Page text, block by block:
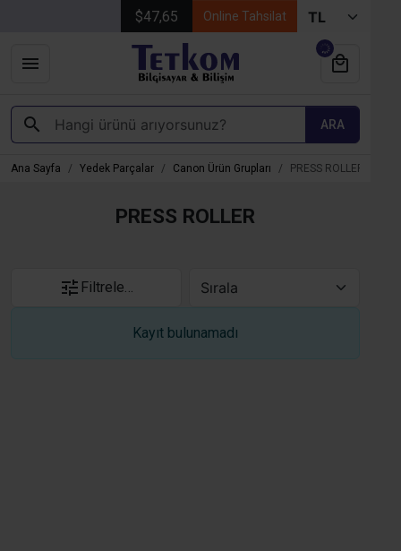
$47,65 Online Tahsilat
ARA
Ana Sayfa Yedek Parçalar Canon Ürün Grupları PRESS ROLLER
PRESS ROLLER
Filtrele…
Kayıt bulunamadı